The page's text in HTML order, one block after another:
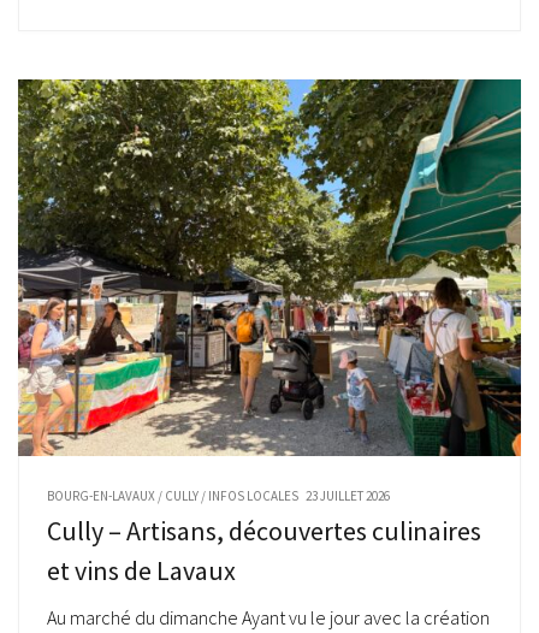
BOURG-EN-LAVAUX / CULLY / INFOS LOCALES 23 JUILLET 2026
Cully – Artisans, découvertes culinaires
et vins de Lavaux
Au marché du dimanche Ayant vu le jour avec la création